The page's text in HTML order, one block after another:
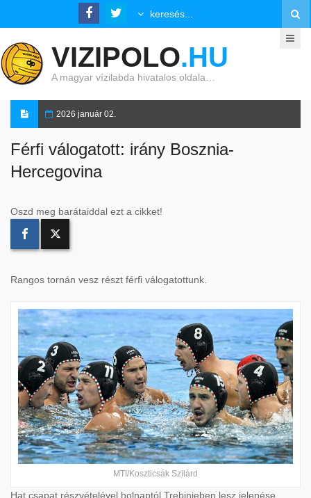
VIZIPOLO.HU
A magyar vízilabda hivatalos oldala…
2026 január 02.
Férfi válogatott: irány Bosznia-
Hercegovina
Oszd meg barátaiddal ezt a cikket!
Rangos tornán vesz részt férfi válogatottunk.
MTI/Koszticsák Szilárd
Hat csapat részvételével holnaptól Trebinjeben lesz jelenése